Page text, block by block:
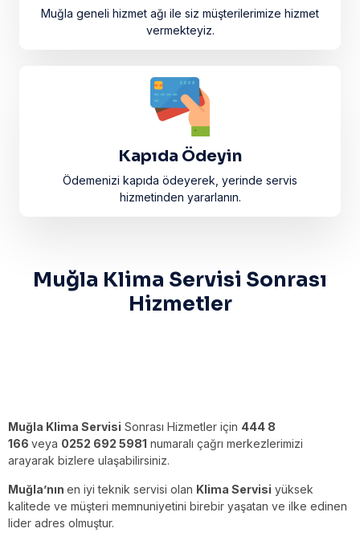
Muğla geneli hizmet ağı ile siz müşterilerimize hizmet
vermekteyiz.
Kapıda Ödeyin
Ödemenizi kapıda ödeyerek, yerinde servis
hizmetinden yararlanın.
Muğla Klima Servisi Sonrası
Hizmetler
Muğla Klima Servisi Sonrası Hizmetler için 444 8
166 veya 0252 692 5981 numaralı çağrı merkezlerimizi
arayarak bizlere ulaşabilirsiniz.
Muğla’nın en iyi teknik servisi olan Klima Servisi yüksek
kalitede ve müşteri memnuniyetini birebir yaşatan ve ilke edinen
lider adres olmuştur.